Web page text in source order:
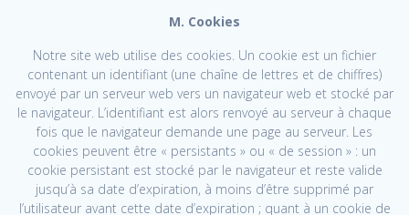
M. Cookies
Notre site web utilise des cookies. Un cookie est un fichier
contenant un identifiant (une chaîne de lettres et de chiffres)
envoyé par un serveur web vers un navigateur web et stocké par
le navigateur. L’identifiant est alors renvoyé au serveur à chaque
fois que le navigateur demande une page au serveur. Les
cookies peuvent être « persistants » ou « de session » : un
cookie persistant est stocké par le navigateur et reste valide
jusqu’à sa date d’expiration, à moins d’être supprimé par
l’utilisateur avant cette date d’expiration ; quant à un cookie de